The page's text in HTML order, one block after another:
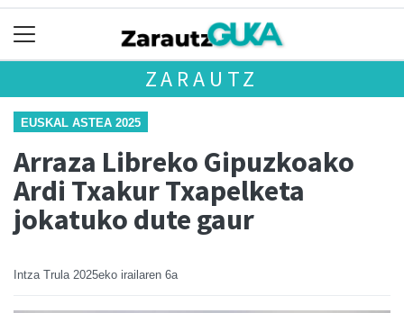
ZARAUTZ
EUSKAL ASTEA 2025
Arraza Libreko Gipuzkoako
Ardi Txakur Txapelketa
jokatuko dute gaur
Intza Trula 2025eko irailaren 6a